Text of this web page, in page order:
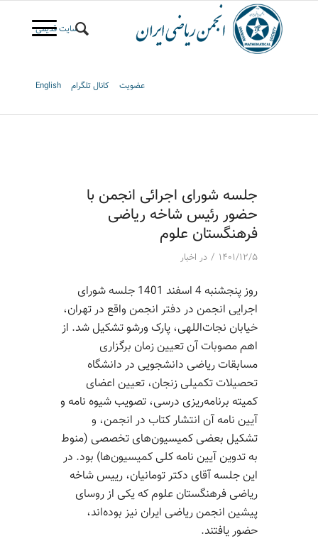
سایت قدیمی
عضویت کانال تلگرام English
جلسه شورای اجرائی انجمن با
حضور رئیس شاخه ریاضی
فرهنگستان علوم
۱۴۰۱/۱۲/۵ / در اخبار
روز پنجشنبه 4 اسفند 1401 جلسه شورای
اجرایی انجمن در دفتر انجمن واقع در تهران،
خیابان نجات‌اللهی، پارک ورشو تشکیل شد. از
اهم مصوبات آن تعیین زمان برگزاری
مسابقات ریاضی دانشجویی در دانشگاه
تحصیلات تکمیلی زنجان، تعیین اعضای
کمیته برنامه‌ریزی درسی، تصویب شیوه نامه و
آیین نامه آن انتشار کتاب در انجمن، و
تشکیل بعضی کمیسیون‌های تخصصی (منوط
به تدوین آیین نامه کلی کمیسیون‌ها) بود. در
این جلسه آقای دکتر تومانیان، رییس شاخه
ریاضی فرهنگستان علوم که یکی از روسای
پیشین انجمن ریاضی ایران نیز بوده‌اند،
حضور یافتند.